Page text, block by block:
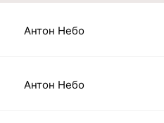
Антон Небо
Антон Небо